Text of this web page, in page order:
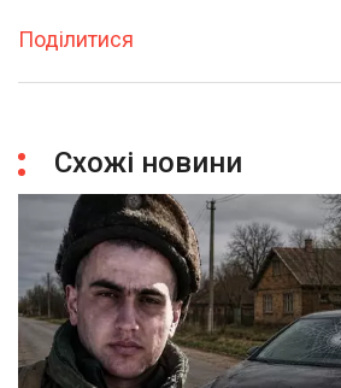
Поділитися
Схожі новини